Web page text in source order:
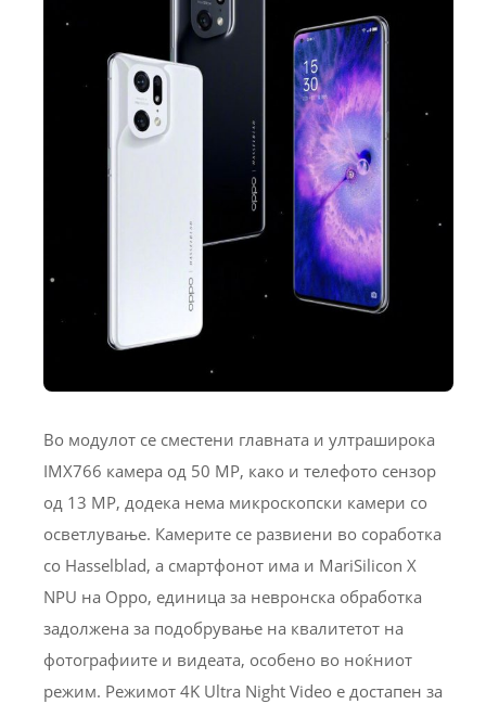
Во модулот се сместени главната и ултраширока
IMX766 камера од 50 MP, како и телефото сензор
од 13 MP, додека нема микроскопски камери со
осветлување. Камерите се развиени во соработка
со Hasselblad, а смартфонот има и MariSilicon X
NPU на Oppo, единица за невронска обработка
задолжена за подобрување на квалитетот на
фотографиите и видеата, особено во ноќниот
режим. Режимот 4K Ultra Night Video е достапен за